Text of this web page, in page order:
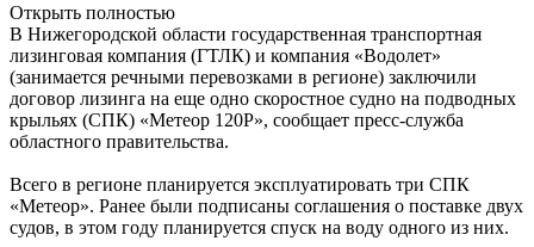
Открыть полностью
В Нижегородской области государственная транспортная
лизинговая компания (ГТЛК) и компания «Водолет»
(занимается речными перевозками в регионе) заключили
договор лизинга на еще одно скоростное судно на подводных
крыльях (СПК) «Метеор 120Р», сообщает пресс-служба
областного правительства.
Всего в регионе планируется эксплуатировать три СПК
«Метеор». Ранее были подписаны соглашения о поставке двух
судов, в этом году планируется спуск на воду одного из них.